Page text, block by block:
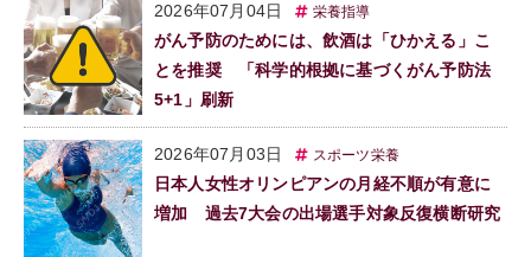
2026年07月04日 栄養指導
がん予防のためには、飲酒は「ひかえる」こ
とを推奨 「科学的根拠に基づくがん予防法
5+1」刷新
2026年07月03日 スポーツ栄養
日本人女性オリンピアンの月経不順が有意に
増加 過去7大会の出場選手対象反復横断研究